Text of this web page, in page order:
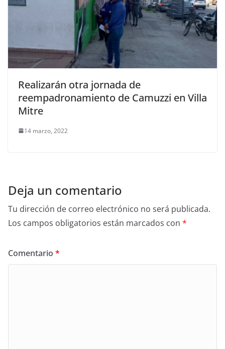
Realizarán otra jornada de
reempadronamiento de Camuzzi en Villa
Mitre
14 marzo, 2022
Deja un comentario
Tu dirección de correo electrónico no será publicada.
Los campos obligatorios están marcados con *
Comentario *